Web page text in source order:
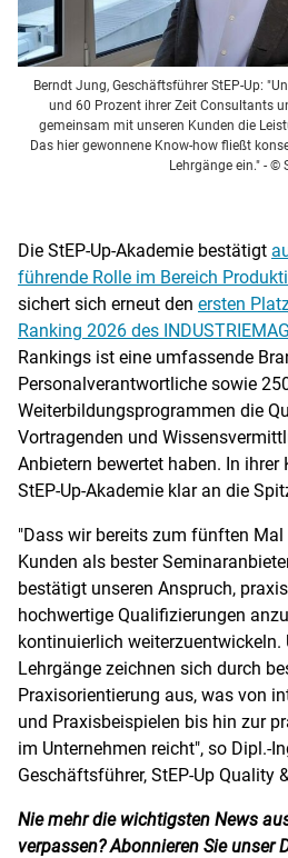
Berndt Jung, Geschäftsführer StEP-Up:
und 60 Prozent ihrer Zeit Consultants
gemeinsam mit unseren Kunden die
Das hier gewonnene Know-how fließt
Lehrgänge ein."- ©
Die StEP-Up-Akademie bestätigt
führende Rolle im Bereich
sichert sich erneut den ersten
Ranking 2026 des
Rankings ist eine umfassende
Personalverantwortliche sowie
Weiterbildungsprogrammen die
Vortragenden und
Anbietern bewertet haben. In ihrer
StEP-Up-Akademie klar an die
"Dass wir bereits zum fünften Mal
Kunden als bester
bestätigt unseren Anspruch,
hochwertige Qualifizierungen
kontinuierlich weiterzuentwickeln.
Lehrgänge zeichnen sich durch
Praxisorientierung aus, was von
und Praxisbeispielen bis hin zur
im Unternehmen reicht", so Dipl.-
Geschäftsführer, StEP-Up Quality
Nie mehr die wichtigsten News
verpassen? Abonnieren Sie unser